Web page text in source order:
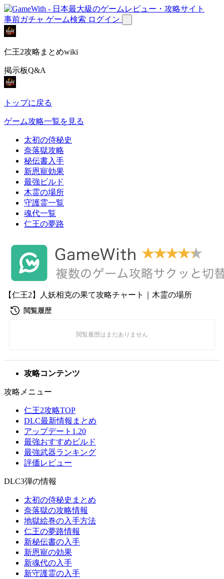
事前ガチャ ゲーム検索 ログイン
仁王2攻略まとめwiki
掲示板Q&A
トップに戻る
ゲーム攻略一覧を見る
太初の侍秘史
奈落獄攻略
秘伝書入手
新恩寵効果
最強ビルド
木霊の場所
守護霊一覧
魂代一覧
仁王の夢路
【仁王2】人妖相克の果て攻略チャート｜木霊の場所
攻略コンテンツ
攻略メニュー
仁王2攻略TOP
DLC最新情報まとめ
アップデート1.20
最強おすすめビルド
最強武器ランキング
評価レビュー
DLC3弾の情報
太初の侍秘史まとめ
奈落獄の攻略情報
地獄絵巻の入手方法
仁王の夢路情報
新秘伝書の入手
新恩寵の効果
新魂代の入手
新守護霊の入手